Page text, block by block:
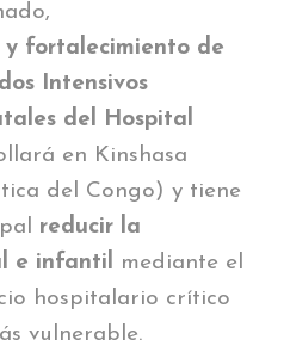
y fortalecimiento de
Intensivos
del Hospital
en Kinshasa
del Congo) y tiene
reducir la
e infantil mediante el
hospitalario crítico
vulnerable.